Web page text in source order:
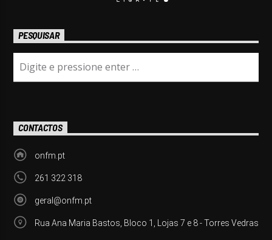
PESQUISAR
CONTACTOS
onfm.pt
261 322 318
geral@onfm.pt
Rua Ana Maria Bastos, Bloco 1, Lojas 7 e 8 - Torres Vedras